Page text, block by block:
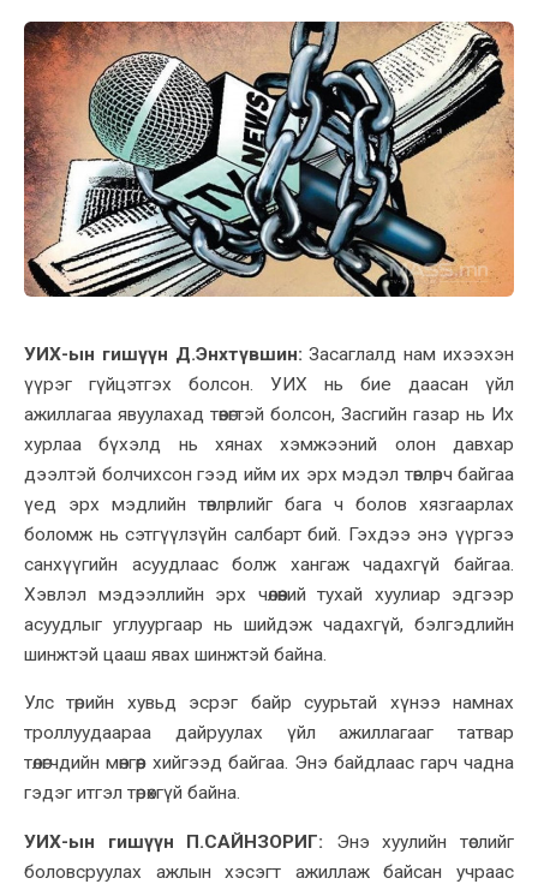
УИХ-ын гишүүн Д.Энхтүвшин: Засаглалд нам ихээхэн
үүрэг гүйцэтгэх болсон. УИХ нь бие даасан үйл
ажиллагаа явуулахад төвөгтэй болсон, Засгийн газар нь Их
хурлаа бүхэлд нь хянах хэмжээний олон давхар
дээлтэй болчихсон гээд ийм их эрх мэдэл төвлөрч байгаа
үед эрх мэдлийн төвлөрлийг бага ч болов хязгаарлах
боломж нь сэтгүүлзүйн салбарт бий. Гэхдээ энэ үүргээ
санхүүгийн асуудлаас болж хангаж чадахгүй байгаа.
Хэвлэл мэдээллийн эрх чөлөөний тухай хуулиар эдгээр
асуудлыг углуургаар нь шийдэж чадахгүй, бэлгэдлийн
шинжтэй цааш явах шинжтэй байна.
Улс төрийн хувьд эсрэг байр суурьтай хүнээ намнах
троллуудаараа дайруулах үйл ажиллагааг татвар
төлөгчдийн мөнгөөр хийгээд байгаа. Энэ байдлаас гарч чадна
гэдэг итгэл төрөхгүй байна.
УИХ-ын гишүүн П.САЙНЗОРИГ: Энэ хуулийн төслийг
боловсруулах ажлын хэсэгт ажиллаж байсан учраас